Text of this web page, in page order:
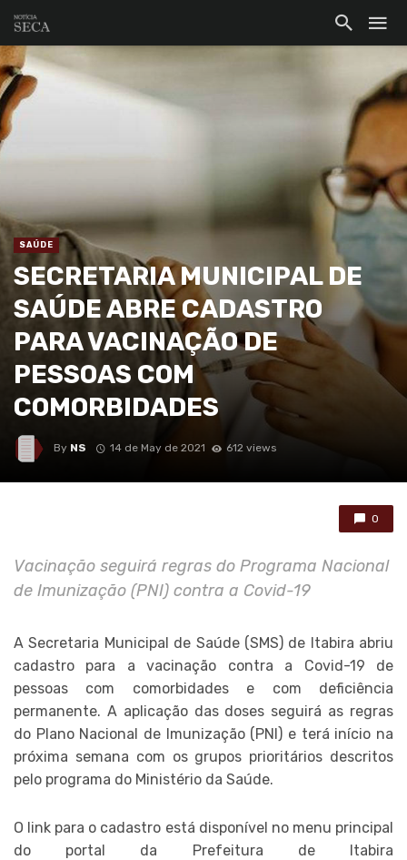
SAÚDE
SECRETARIA MUNICIPAL DE
SAÚDE ABRE CADASTRO
PARA VACINAÇÃO DE
PESSOAS COM
COMORBIDADES
By NS 14 de May de 2021 612 views
0
Vacinação seguirá regras do Programa Nacional
de Imunização (PNI) contra a Covid-19
A Secretaria Municipal de Saúde (SMS) de Itabira abriu
cadastro para a vacinação contra a Covid-19 de
pessoas com comorbidades e com deficiência
permanente. A aplicação das doses seguirá as regras
do Plano Nacional de Imunização (PNI) e terá início na
próxima semana com os grupos prioritários descritos
pelo programa do Ministério da Saúde.
O link para o cadastro está disponível no menu principal
do portal da Prefeitura de Itabira